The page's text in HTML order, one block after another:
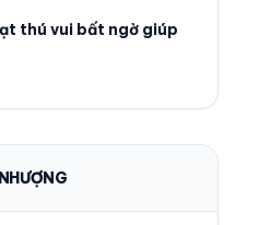
thú vui bất ngờ giúp